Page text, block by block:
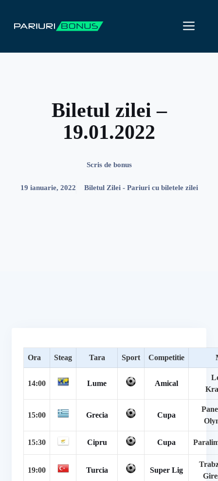
conținut
Biletul zilei –
19.01.2022
Scris de bonus
19 ianuarie, 2022 Biletul Zilei - Pariuri cu biletele zilei
Ora Steag Tara Sport Competitie
14:00 Lume Amical
15:00 Grecia Cupa
15:30 Cipru Cupa
19:00 Turcia Super Lig